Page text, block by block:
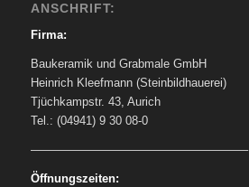
ANSCHRIFT:
Firma:
Baukeramik und Grabmale GmbH
Heinrich Kleefmann (Steinbildhauerei)
Tjüchkampstr. 43, Aurich
Tel.: (04941) 9 30 08-0
——————————————————–
Öffnungszeiten: